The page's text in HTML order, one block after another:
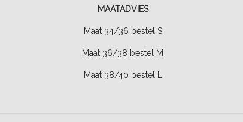
MAATADVIES
Maat 34/36 bestel S
Maat 36/38 bestel M
Maat 38/40 bestel L